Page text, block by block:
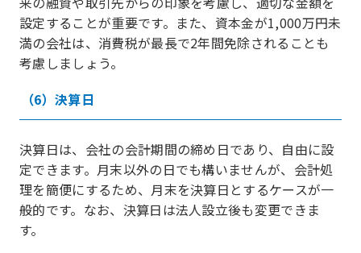
設定することが重要です。また、資本金が1,000万円未
満の会社は、消費税が最長で2年間免除されることも
考慮しましょう。
（6）決算日
決算日は、会社の会計期間の締め日であり、自由に設
定できます。月末以外の日でも構いませんが、会計処
理を簡便にするため、月末を決算日とするケースが一
般的です。なお、決算日は法人設立後も変更できま
す。